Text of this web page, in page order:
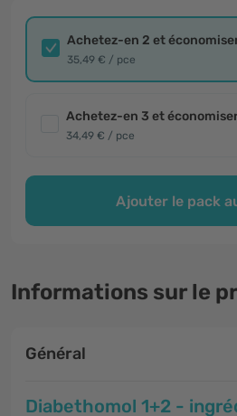
Achetez-en 2 et
35,49 € / pce
Achetez-en 3 et
34,49 € / pce
Ajouter le pack
Informations sur le
Général
Diabethomol 1+2 -